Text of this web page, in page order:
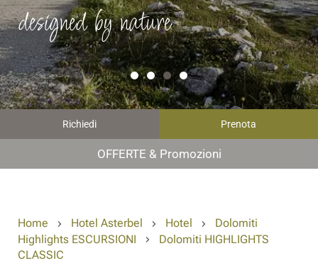
designed by nature
Richiedi Prenota
OFFERTE & Promozioni
Home Hotel Asterbel Hotel
Dolomiti
Highlights ESCURSIONI
Dolomiti HIGHLIGHTS
CLASSIC